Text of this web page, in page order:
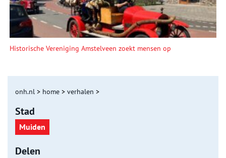
Historische Vereniging Amstelveen zoekt mensen op
onh.nl > home > verhalen >
Stad
Muiden
Delen